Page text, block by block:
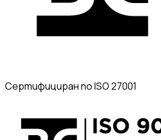
Сертифициран по ISO 27001